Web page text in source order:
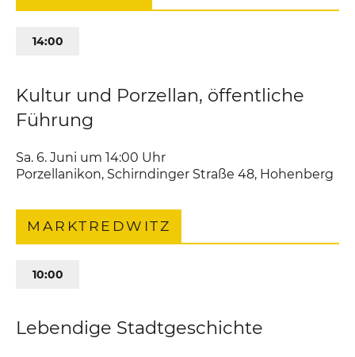
14:00
Kultur und Porzellan, öffentliche
Führung
Sa. 6. Juni um 14:00 Uhr
Porzellanikon, Schirndinger Straße 48 Hohenberg
MARKTREDWITZ
10:00
Lebendige Stadtgeschichte